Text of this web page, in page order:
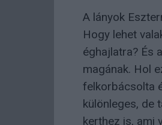
A lányok
Hogy lehet
éghajlatra? És
magának. Hol
felkorbácsolta
különleges, de
kerthez is, ami